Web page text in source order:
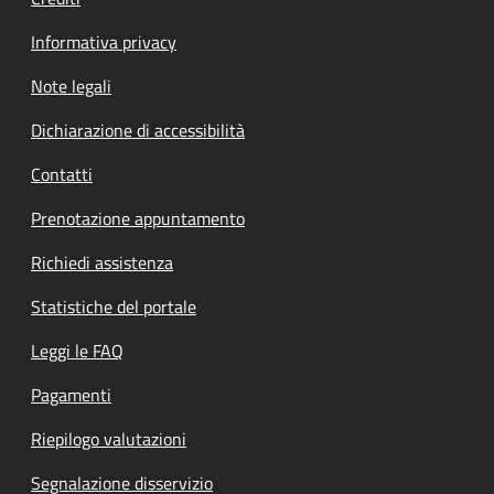
Informativa privacy
Note legali
Dichiarazione di accessibilità
Contatti
Prenotazione appuntamento
Richiedi assistenza
Statistiche del portale
Leggi le FAQ
Pagamenti
Riepilogo valutazioni
Segnalazione disservizio